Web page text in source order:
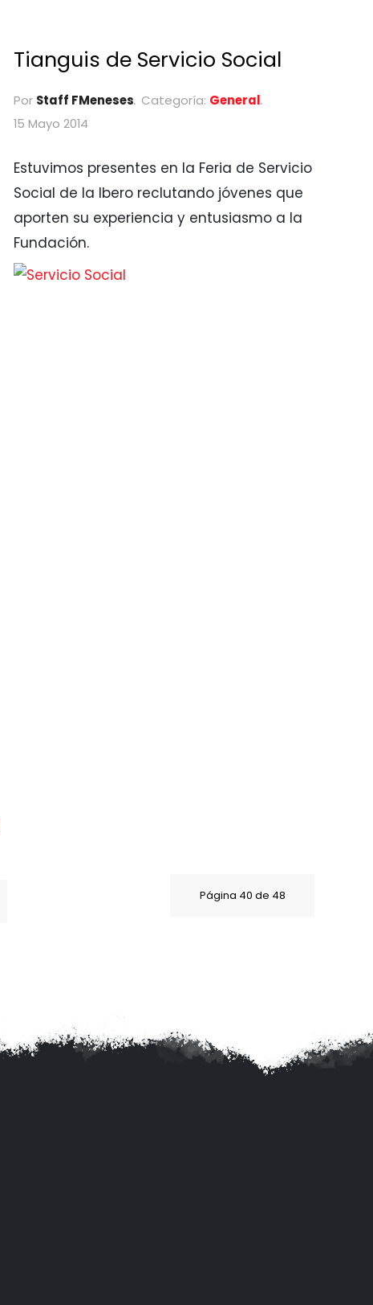
Tianguis de Servicio Social
Por Staff FMeneses Categoría: General
15 Mayo 2014
Estuvimos presentes en la Feria de Servicio
Social de la Ibero reclutando jóvenes que
aporten su experiencia y entusiasmo a la
Fundación.
Página 40 de 48